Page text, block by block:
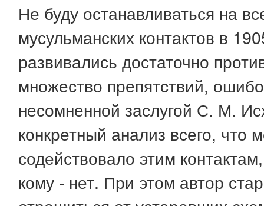
Не буду останавливаться на
мусульманских контактов в
развивались достаточно
множество препятствий,
несомненной заслугой С. М.
конкретный анализ всего,
содействовало этим
кому - нет. При этом автор